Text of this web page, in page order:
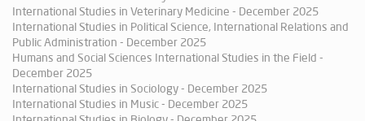
International Studies in Veterinary Medicine - December 2025
International Studies in Political Science, International Relations and
Public Administration - December 2025
Humans and Social Sciences International Studies in the Field -
December 2025
International Studies in Sociology - December 2025
International Studies in Music - December 2025